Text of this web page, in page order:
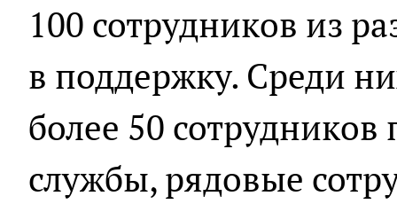
100 сотрудников из
в поддержку. Среди
более 50
службы, рядовые